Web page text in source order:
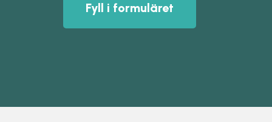
Fyll i formuläret